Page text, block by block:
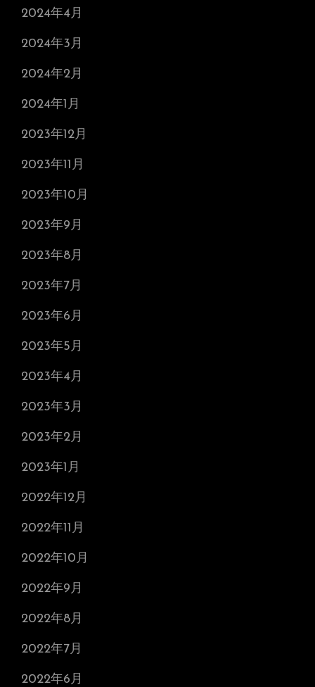
2024年4月
2024年3月
2024年2月
2024年1月
2023年12月
2023年11月
2023年10月
2023年9月
2023年8月
2023年7月
2023年6月
2023年5月
2023年4月
2023年3月
2023年2月
2023年1月
2022年12月
2022年11月
2022年10月
2022年9月
2022年8月
2022年7月
2022年6月